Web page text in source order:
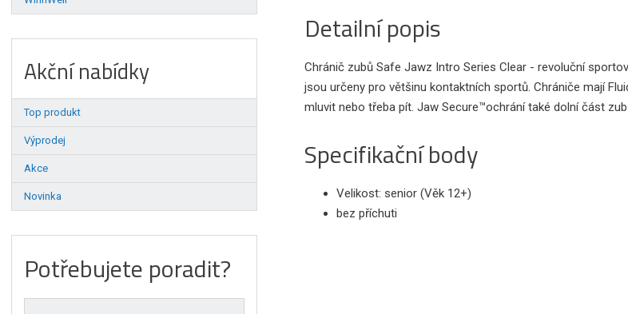
Detailní popis
Chránič zubů Safe Jawz Intro Series Clear - revoluční
jsou určeny pro většinu kontaktních sportů. Chrániče mají
mluvit nebo třeba pít. Jaw Secure™ochrání také dolní část
Specifikační body
Velikost: senior (Věk 12+)
bez příchuti
Akční nabídky
Top produkt
Výprodej
Akce
Novinka
Potřebujete poradit?